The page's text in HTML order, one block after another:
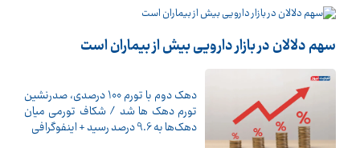
سهم دلالان در بازار دارویی بیش از بیماران است
دهک دوم با تورم 100 درصدی، صدرنشین
تورم دهک ها شد / شکاف تورمی میان
دهک‌ها به 9.6 درصد رسید + اینفوگرافی